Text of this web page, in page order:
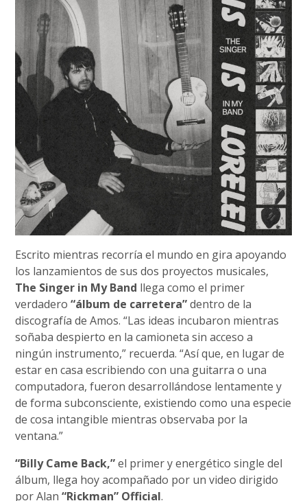
Escrito mientras recorría el mundo en gira apoyando
los lanzamientos de sus dos proyectos musicales,
The Singer in My Band llega como el primer
verdadero“álbum de carretera”dentro de la
discografía de Amos. “Las ideas incubaron mientras
soñaba despierto en la camioneta sin acceso a
ningún instrumento,” recuerda. “Así que, en lugar de
estar en casa escribiendo con una guitarra o una
computadora, fueron desarrollándose lentamente y
de forma subconsciente, existiendo como una especie
de cosa intangible mientras observaba por la
ventana.”
“Billy Came Back,”el primer y energético single del
álbum, llega hoy acompañado por un video dirigido
por Alan“Rickman” Official.